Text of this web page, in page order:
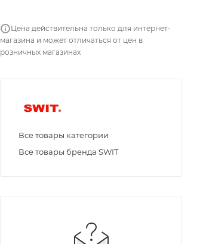
Цена действительна только для интернет-
магазина и может отличаться от цен в
розничных магазинах
Все товары категории
Все товары бренда SWIT